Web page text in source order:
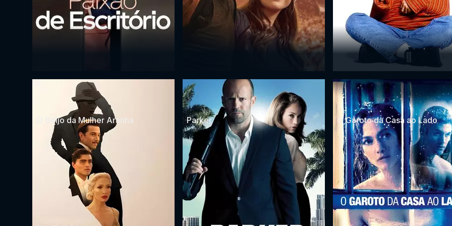
O Beijo da Mulher Aranha Parker O Garoto da Casa ao Lado